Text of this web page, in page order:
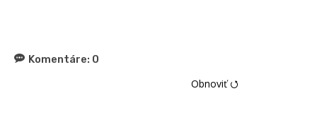
Komentáre: 0
Obnoviť ⭯